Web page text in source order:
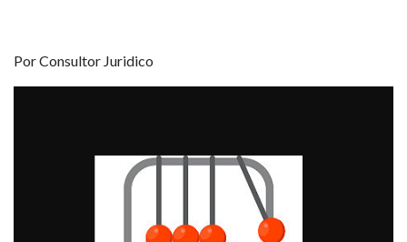
Por Consultor Juridico